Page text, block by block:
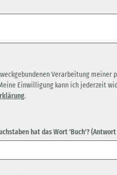
Verarbeitung meiner
Meine Einwilligung kann ich jederzeit
.
hat das Wort 'Buch'?